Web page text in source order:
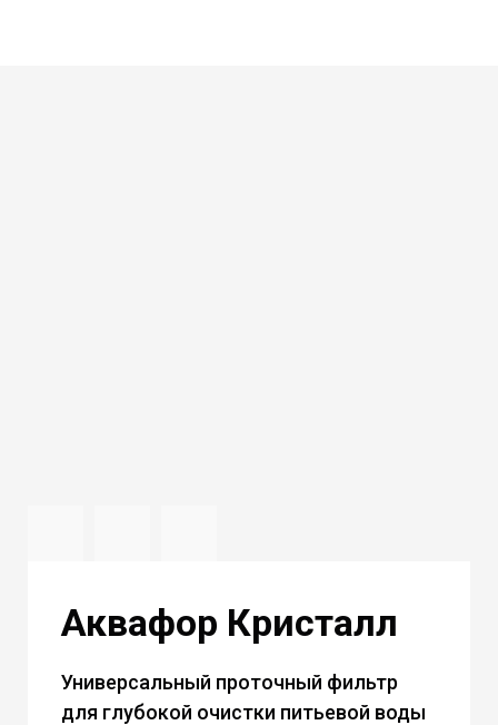
Аквафор Кристалл
Универсальный проточный фильтр
для глубокой очистки питьевой воды